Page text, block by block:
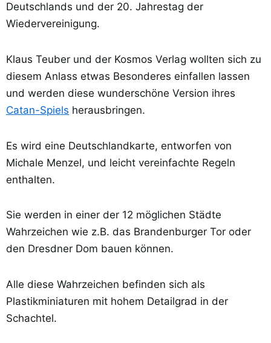
Deutschlands und der 20. Jahrestag der
Wiedervereinigung.
Klaus Teuber und der Kosmos Verlag wollten sich zu
diesem Anlass etwas Besonderes einfallen lassen
und werden diese wunderschöne Version ihres
Catan-Spiels herausbringen.
Es wird eine Deutschlandkarte, entworfen von
Michale Menzel, und leicht vereinfachte Regeln
enthalten.
Sie werden in einer der 12 möglichen Städte
Wahrzeichen wie z.B. das Brandenburger Tor oder
den Dresdner Dom bauen können.
Alle diese Wahrzeichen befinden sich als
Plastikminiaturen mit hohem Detailgrad in der
Schachtel.